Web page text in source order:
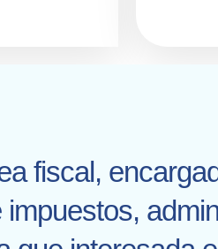
fiscal,